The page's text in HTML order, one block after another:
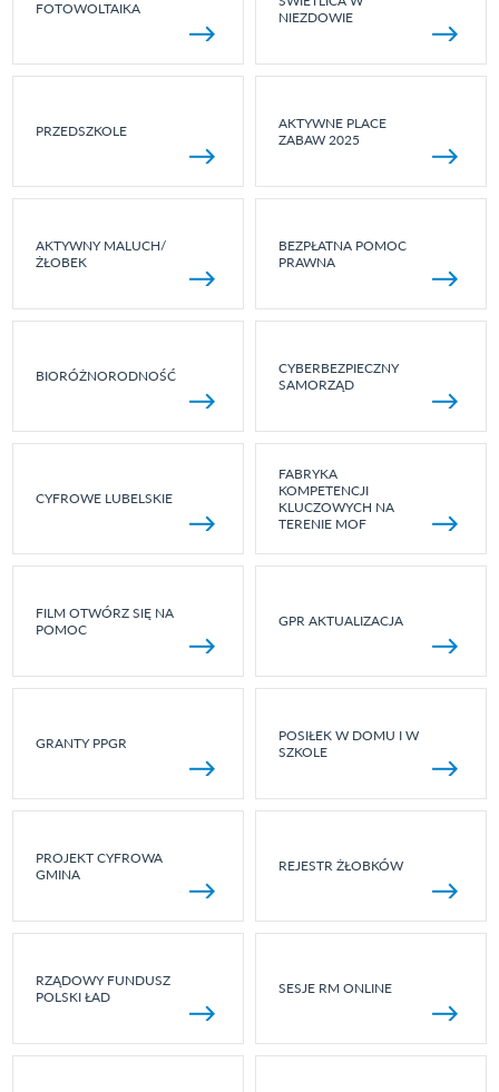
FOTOWOLTAIKA
NIEZDOWIE
PRZEDSZKOLE
AKTYWNE PLACE
ZABAW 2025
AKTYWNY MALUCH/
ŻŁOBEK
BEZPŁATNA POMOC
PRAWNA
BIORÓŻNORODNOŚĆ
CYBERBEZPIECZNY
SAMORZĄD
CYFROWE LUBELSKIE
FABRYKA
KOMPETENCJI
KLUCZOWYCH NA
TERENIE MOF
FILM OTWÓRZ SIĘ NA
POMOC
GPR AKTUALIZACJA
GRANTY PPGR
POSIŁEK W DOMU I W
SZKOLE
PROJEKT CYFROWA
GMINA
REJESTR ŻŁOBKÓW
RZĄDOWY FUNDUSZ
POLSKI ŁAD
SESJE RM ONLINE